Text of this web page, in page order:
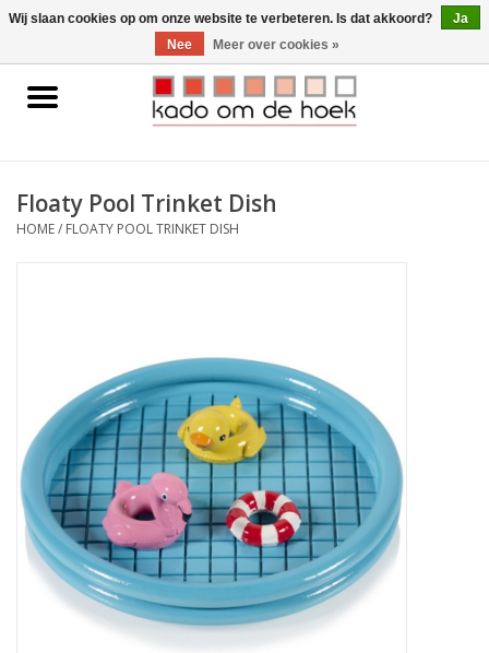
0 Artikelen - €0,00
Home
Gadgets
Pylones
Floaty Pool Trinket Dish
HOME/ FLOATY POOL TRINKET DISH
Wij slaan cookies op om onze website te verbeteren. Is dat akkoord?
Ja
Nee
Meer over cookies »